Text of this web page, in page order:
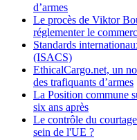
d’armes
Le procès de Viktor
réglementer le
Standards
(ISACS)
EthicalCargo.net, un
des trafiquants d’armes
La Position commune
six ans après
Le contrôle du
sein de l'UE ?